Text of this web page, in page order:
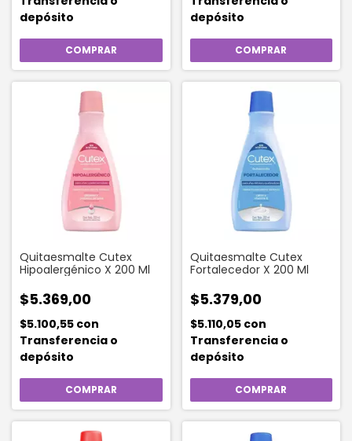
depósito
depósito
Quitaesmalte Cutex
Hipoalergénico X 200 Ml
$5.369,00
$5.100,55 con
Transferencia o
depósito
Quitaesmalte Cutex
Fortalecedor X 200 Ml
$5.379,00
$5.110,05 con
Transferencia o
depósito